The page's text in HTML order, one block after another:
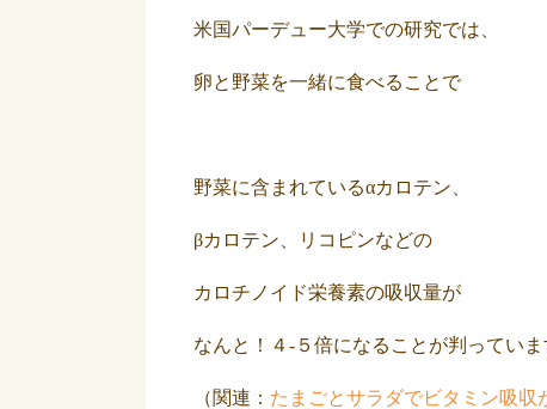
米国パーデュー大学での研究では、
卵と野菜を一緒に食べることで
野菜に含まれているαカロテン、
βカロテン、リコピンなどの
カロチノイド栄養素の吸収量が
なんと！４-５倍になることが判っていま
（関連： たまごとサラダでビタミン吸収